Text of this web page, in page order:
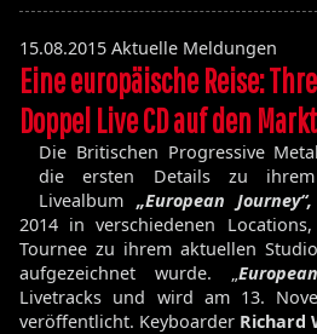
15.08.2015 Aktuelle Meldungen
Eine europäische Reise:
Doppel Live CD auf den Markt
Die Britischen Progressive
die ersten Details zu ihrem
Livealbum „European Journey“,
2014 in verschiedenen
Tournee zu ihrem aktuellen
aufgezeichnet wurde. „
Livetracks und wird am 13.
veröffentlicht. Keyboarder Richard